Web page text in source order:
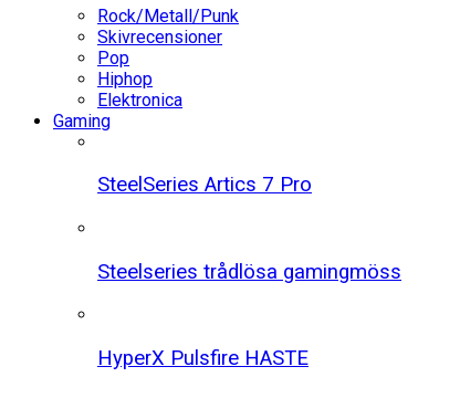
Rock/Metall/Punk
Skivrecensioner
Pop
Hiphop
Elektronica
Gaming
SteelSeries Artics 7 Pro
Steelseries trådlösa gamingmöss
HyperX Pulsfire HASTE